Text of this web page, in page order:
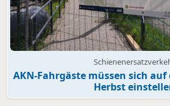
AKN-Fahrgäste müssen sich
Herbst